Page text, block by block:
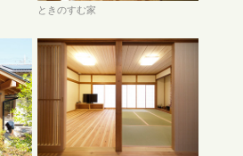
ときのすむ家